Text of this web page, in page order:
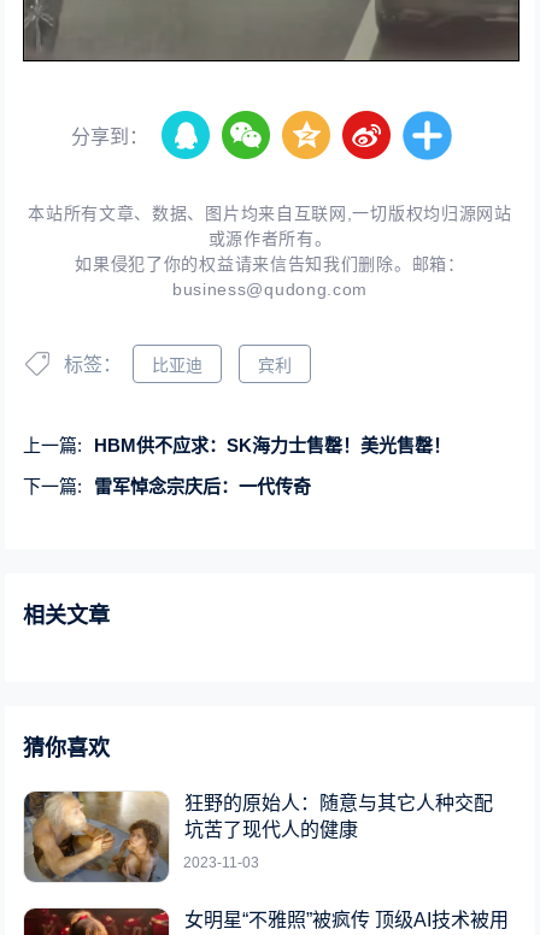
分享到：
本站所有文章、数据、图片均来自互联网,一切版权均归源网站
或源作者所有。
如果侵犯了你的权益请来信告知我们删除。邮箱：
business@qudong.com
标签： 比亚迪 宾利
上一篇:
HBM供不应求：SK海力士售罄！美光售罄！
下一篇:
雷军悼念宗庆后：一代传奇
相关文章
猜你喜欢
狂野的原始人：随意与其它人种交配
坑苦了现代人的健康
2023-11-03
女明星“不雅照”被疯传 顶级AI技术被用